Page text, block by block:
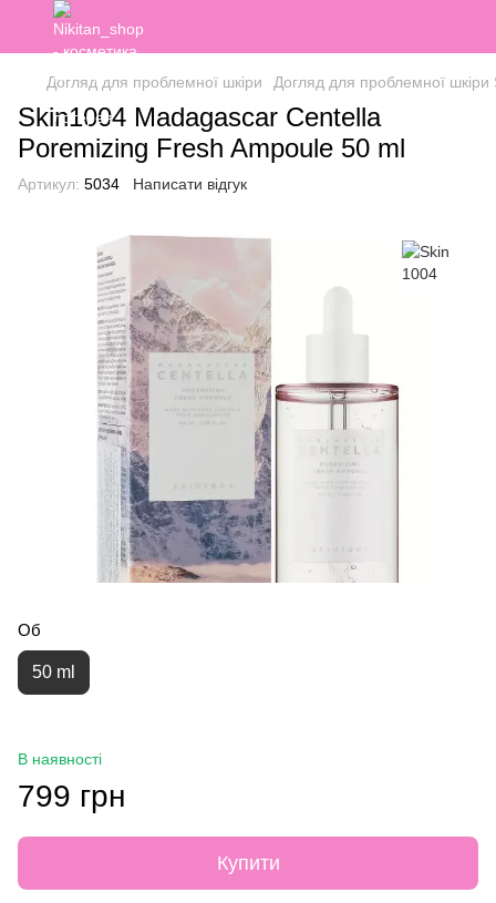
Догляд для проблемної шкіри Догляд для проблемної шкіри
Skin1004 Madagascar Centella
Poremizing Fresh Ampoule 50 ml
Артикул: 5034 Написати відгук
Об
50 ml
В наявності
799 грн
Купити